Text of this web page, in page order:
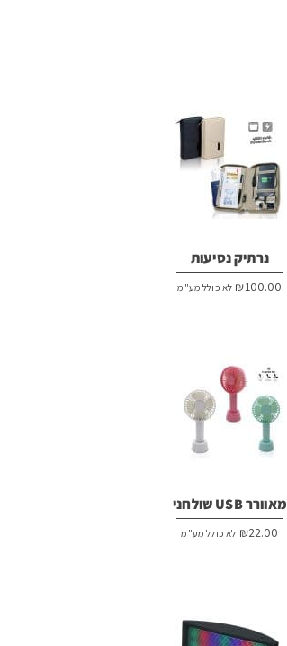
נרתיק נסיעות
₪100.00 לא כולל מע"מ
מאוורר USB שולחני
₪22.00 לא כולל מע"מ